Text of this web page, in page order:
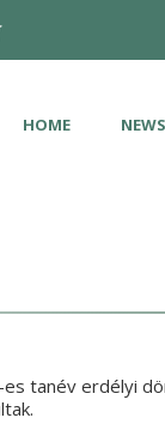
HOME NEWS
tanév erdélyi